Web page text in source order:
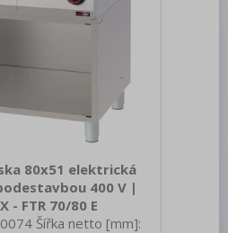
80x51 elektrická
400 V |
- FTR 70/80 E
Šířka netto [mm]: